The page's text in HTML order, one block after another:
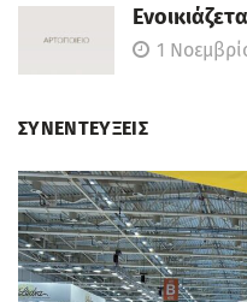
1
ΣΥΝΕΝΤΕΥΞΕΙΣ